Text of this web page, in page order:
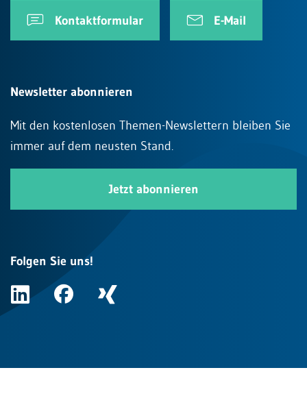
Kontaktformular E-Mail
Newsletter abonnieren
Mit den kostenlosen Themen-Newslettern bleiben Sie
immer auf dem neusten Stand.
Jetzt abonnieren
Folgen Sie uns!